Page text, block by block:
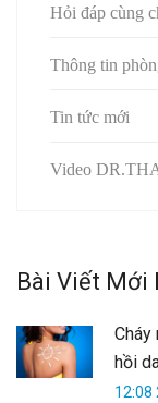
Hỏi đáp cùng
Thông tin
Tin tức mới
Video
Bài Viết Mới
Cháy
hồi